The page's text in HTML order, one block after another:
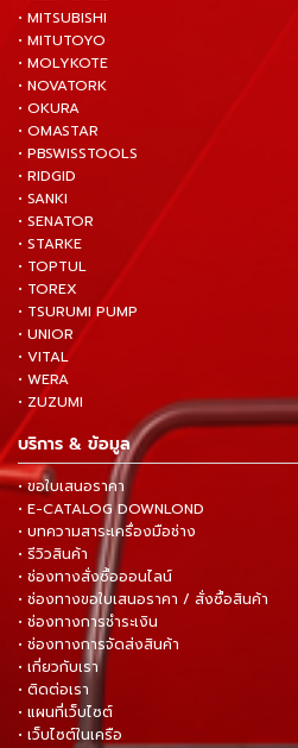
• MITSUBISHI
• MITUTOYO
• MOLYKOTE
• NOVATORK
• OKURA
• OMASTAR
• PBSWISSTOOLS
• RIDGID
• SANKI
• SENATOR
• STARKE
• TOPTUL
• TOREX
• TSURUMI PUMP
• UNIOR
• VITAL
• WERA
• ZUZUMI
บริการ & ข้อมูล
• ขอใบเสนอราคา
• E-CATALOG DOWNLOND
• บทความสาระเครื่องมือช่าง
• รีวิวสินค้า
• ช่องทางสั่งซื้อออนไลน์
• ช่องทางขอใบเสนอราคา / สั่งซื้อสินค้า
• ช่องทางการชำระเงิน
• ช่องทางการจัดส่งสินค้า
• เกี่ยวกับเรา
• ติดต่อเรา
• แผนที่เว็บไซต์
• เว็บไซต์ในเครือ